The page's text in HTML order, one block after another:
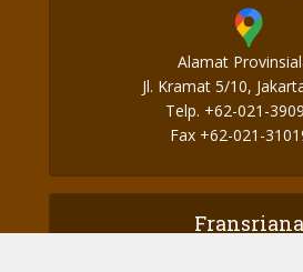
Alamat
Jl. Kramat 5/10,
Telp. +62-021-
Fax +62-021-
Fransriana